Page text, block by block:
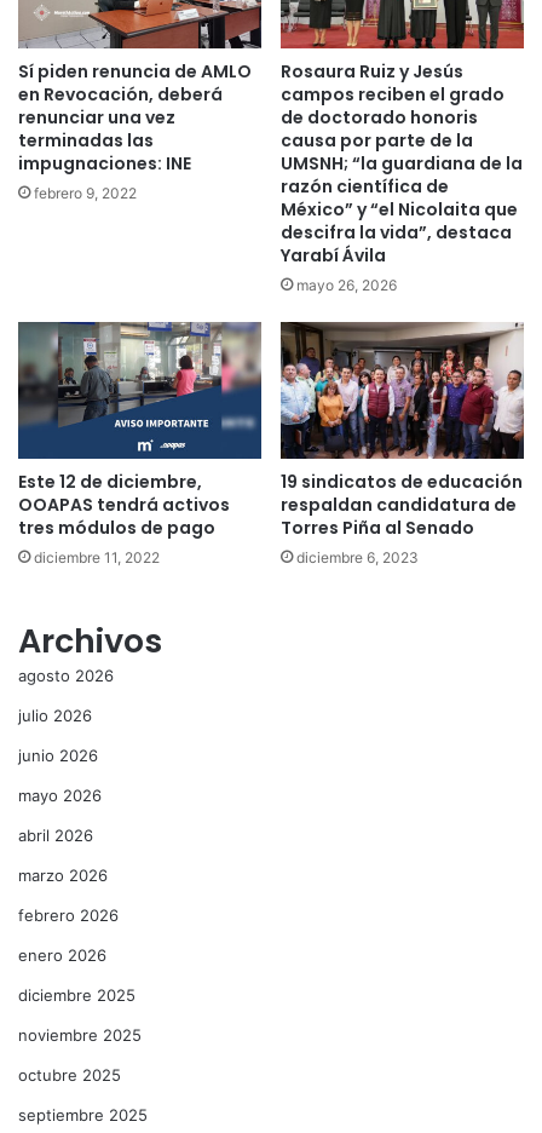
Sí piden renuncia de AMLO
en Revocación, deberá
renunciar una vez
terminadas las
impugnaciones: INE
febrero 9, 2022
Rosaura Ruiz y Jesús
campos reciben el grado
de doctorado honoris
causa por parte de la
UMSNH; “la guardiana de la
razón científica de
México” y “el Nicolaita que
descifra la vida”, destaca
Yarabí Ávila
mayo 26, 2026
Este 12 de diciembre,
OOAPAS tendrá activos
tres módulos de pago
diciembre 11, 2022
19 sindicatos de educación
respaldan candidatura de
Torres Piña al Senado
diciembre 6, 2023
Archivos
agosto 2026
julio 2026
junio 2026
mayo 2026
abril 2026
marzo 2026
febrero 2026
enero 2026
diciembre 2025
noviembre 2025
octubre 2025
septiembre 2025